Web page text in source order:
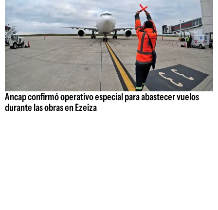
Ancap confirmó operativo especial para abastecer vuelos
durante las obras en Ezeiza